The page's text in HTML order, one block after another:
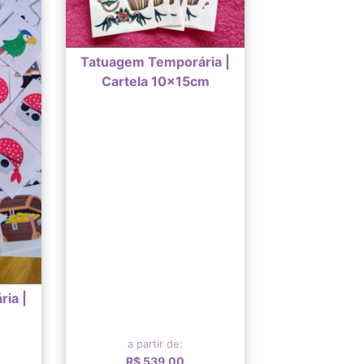
|
Tatuagem Temporária |
Cartela 10x15cm
a partir de: